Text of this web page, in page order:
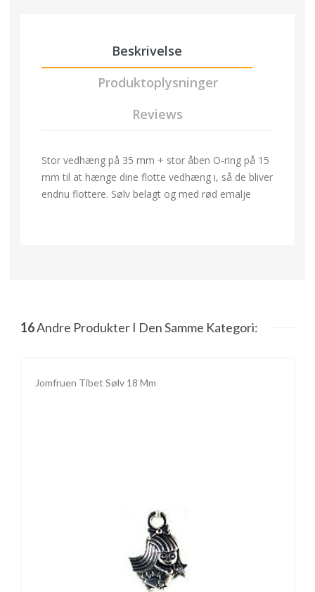
Beskrivelse
Produktoplysninger
Reviews
Stor vedhæng på 35 mm + stor åben O-ring på 15
mm til at hænge dine flotte vedhæng i, så de bliver
endnu flottere. Sølv belagt og med rød emalje
16Andre Produkter I Den Samme Kategori:
Jomfruen Tibet Sølv 18 Mm